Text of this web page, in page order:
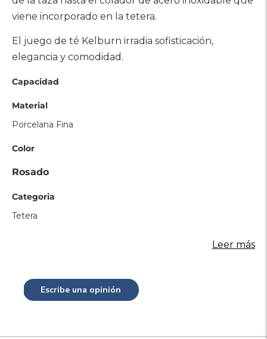
viene incorporado en la tetera.
El juego de té Kelburn irradia sofisticación,
elegancia y comodidad.
Capacidad
Material
Porcelana Fina
Color
Rosado
Categoria
Tetera
Leer más
Escribe una opinión